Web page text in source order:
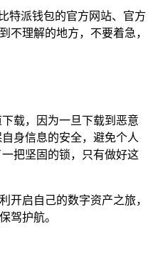
特派钱包的官方网站、官方
不理解的地方，不要着急，
载，因为一旦下载到恶意
身信息的安全，避免个人
把坚固的锁，只有做好这
开启自己的数字资产之旅，
驾护航。